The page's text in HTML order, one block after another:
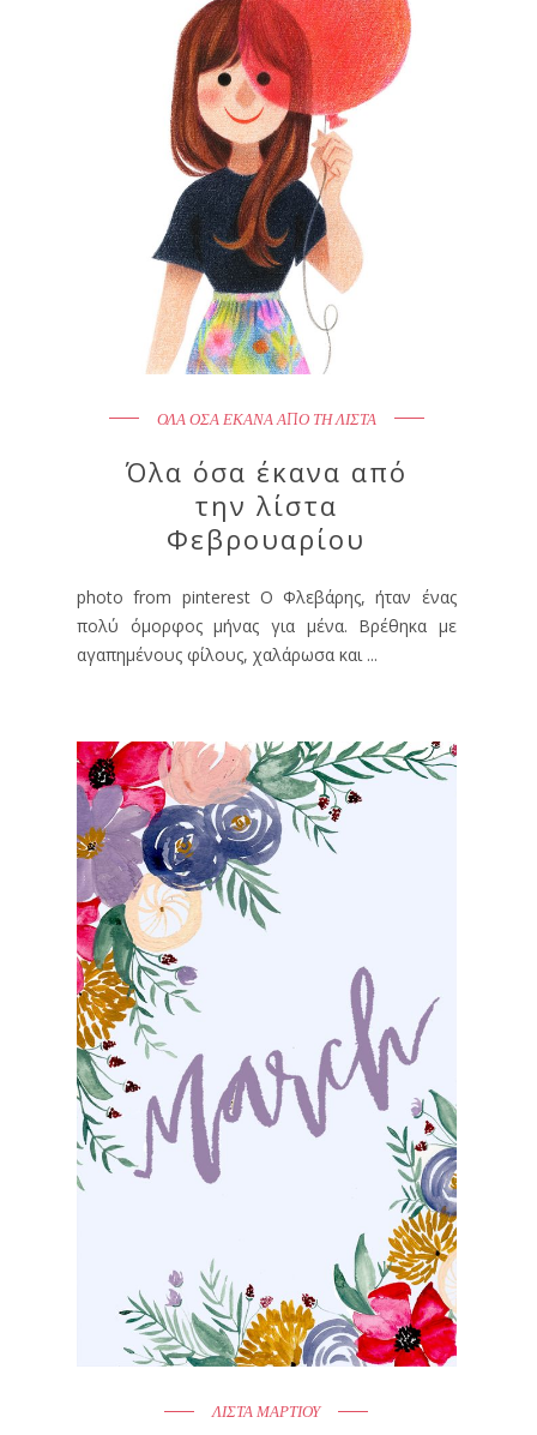
ΟΛΑ ΟΣΑ ΕΚΑΝΑ ΑΠΟ ΤΗ ΛΙΣΤΑ
Όλα όσα έκανα από
την λίστα
Φεβρουαρίου
photo from pinterest Ο Φλεβάρης, ήταν ένας
πολύ όμορφος μήνας για μένα. Βρέθηκα με
αγαπημένους φίλους, χαλάρωσα και ...
ΛΙΣΤΑ ΜΑΡΤΙΟΥ